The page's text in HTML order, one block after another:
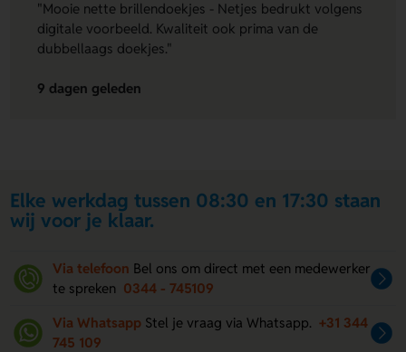
"Mooie nette brillendoekjes - Netjes bedrukt volgens
digitale voorbeeld. Kwaliteit ook prima van de
dubbellaags doekjes."
9 dagen geleden
Elke werkdag tussen 08:30 en 17:30 staan
wij voor je klaar.
Via telefoon Bel ons om direct met een medewerker
te spreken 0344 - 745109
Via Whatsapp Stel je vraag via Whatsapp. +31 344
745 109